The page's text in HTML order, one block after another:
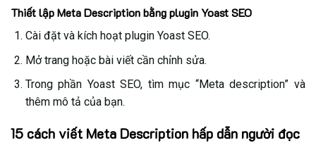
Thiết lập Meta Description bằng plugin Yoast SEO
Cài đặt và kích hoạt plugin Yoast SEO.
Mở trang hoặc bài viết cần chỉnh sửa.
Trong phần Yoast SEO, tìm mục “Meta description” và
thêm mô tả của bạn.
15 cách viết Meta Description hấp dẫn người đọc